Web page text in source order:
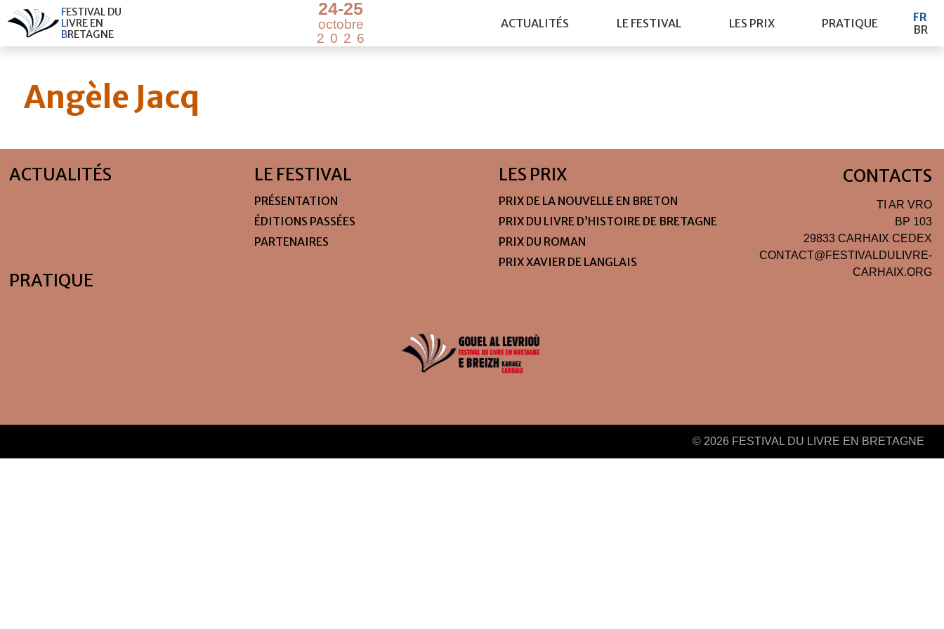
FESTIVAL DU
LIVRE EN
BRETAGNE
24-25
octobre
20 2 6
ACTUALITÉS LE FESTIVAL LES PRIX PRATIQUE
FR
BR
Angèle Jacq
ACTUALITÉS LE FESTIVAL
PRÉSENTATION
ÉDITIONS PASSÉES
PARTENAIRES
LES PRIX
PRIX DE LA NOUVELLE EN BRETON
PRIX DU LIVRE D’HISTOIRE DE BRETAGNE
PRIX DU ROMAN
PRIX XAVIER DE LANGLAIS
PRATIQUE
CONTACTS
TI AR VRO
BP 103
29833 CARHAIX CEDEX
CONTACT@FESTIVALDULIVRE-
CARHAIX.ORG
© 2026 FESTIVAL DU LIVRE EN BRETAGNE